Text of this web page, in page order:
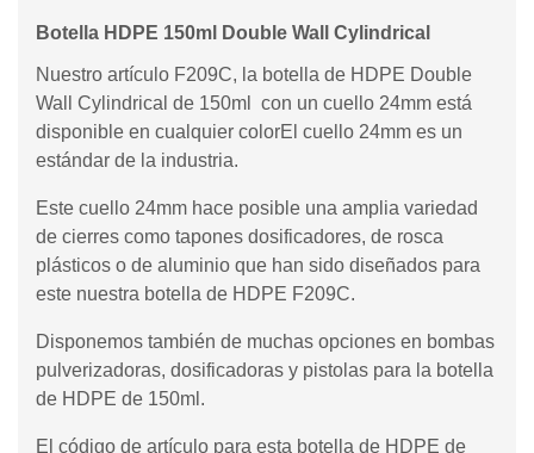
Botella HDPE 150ml Double Wall Cylindrical
Nuestro artículo F209C, la botella de HDPE Double
Wall Cylindrical de 150ml con un cuello 24mm está
disponible en cualquier colorEl cuello 24mm es un
estándar de la industria.
Este cuello 24mm hace posible una amplia variedad
de cierres como tapones dosificadores, de rosca
plásticos o de aluminio que han sido diseñados para
este nuestra botella de HDPE F209C.
Disponemos también de muchas opciones en bombas
pulverizadoras, dosificadoras y pistolas para la botella
de HDPE de 150ml.
El código de artículo para esta botella de HDPE de